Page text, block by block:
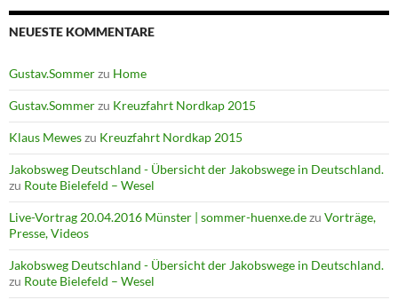
NEUESTE KOMMENTARE
Gustav.Sommerzu Home
Gustav.Sommerzu Kreuzfahrt Nordkap 2015
Klaus Meweszu Kreuzfahrt Nordkap 2015
Jakobsweg Deutschland - Übersicht der Jakobswege in Deutschland.
zu Route Bielefeld – Wesel
Live-Vortrag 20.04.2016 Münster | sommer-huenxe.dezu Vorträge,
Presse, Videos
Jakobsweg Deutschland - Übersicht der Jakobswege in Deutschland.
zu Route Bielefeld – Wesel